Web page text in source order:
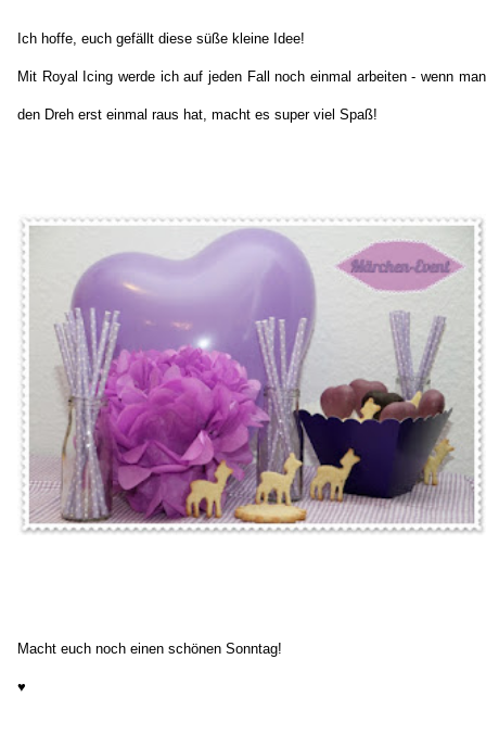
Ich hoffe, euch gefällt diese süße kleine Idee!
Mit Royal Icing werde ich auf jeden Fall noch einmal arbeiten - wenn man
den Dreh erst einmal raus hat, macht es super viel Spaß!
Macht euch noch einen schönen Sonntag!
♥